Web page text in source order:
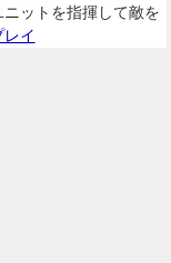
ットを指揮して敵を
イ